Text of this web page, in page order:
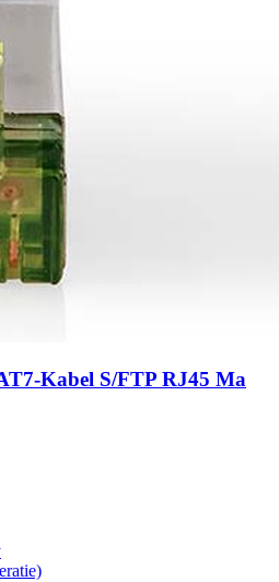
Kabel S/FTP RJ45 Ma